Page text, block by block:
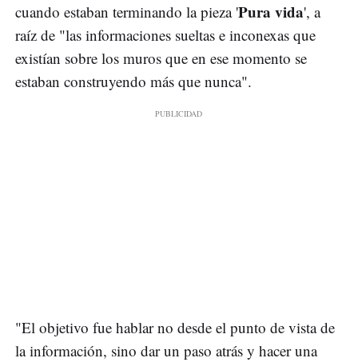
cuando estaban terminando la pieza 'Pura vida', a
raíz de "las informaciones sueltas e inconexas que
existían sobre los muros que en ese momento se
estaban construyendo más que nunca".
"El objetivo fue hablar no desde el punto de vista de
la información, sino dar un paso atrás y hacer una